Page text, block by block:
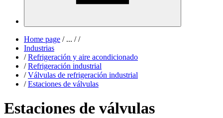
Home page /... / /
Industrias
/ Refrigeración y aire acondicionado
/ Refrigeración industrial
/ Válvulas de refrigeración industrial
/ Estaciones de válvulas
Estaciones de válvulas